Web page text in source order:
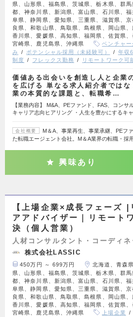
県、山形県、福島県、茨城県、栃木県、群
都、神奈川県、新潟県、富山県、石川県、
阜県、静岡県、愛知県、三重県、滋賀県、
良県、和歌山県、鳥取県、島根県、岡山県、
香川県、愛媛県、高知県、福岡県、佐賀県、
宮崎県、鹿児島県、沖縄県
ベンチャー
み
ポテンシャル採用（未経験可） 年収
制度
フレックス勤務 リモートワーク可
価値ある出会いを創造し人と企業
を広げる 単なる求人紹介者ではな
業の本質的な課題と、転職希…
【業務内容】 M&A、PEファンド、FAS、コンサ
キャリア志向ヒアリング ・人生を豊かにするキ
会社概要
M＆A、事業再生、事業承継、PEフ
た転職エージェント会社。M＆A業界の転職・採
興味あり
【上場企業×成長フェーズ |
アアドバイザー｜リモート
決（個人営業）
人材コンサルタント・コーディネ
株式会社LASSIC
450万円 ～ 699万円
北海道、青森
県、山形県、福島県、茨城県、栃木県、群
都、神奈川県、新潟県、富山県、石川県、
阜県、静岡県、愛知県、三重県、滋賀県、
良県、和歌山県、鳥取県、島根県、岡山県、
香川県、愛媛県、高知県、福岡県、佐賀県、
宮崎県、鹿児島県、沖縄県
上場企業